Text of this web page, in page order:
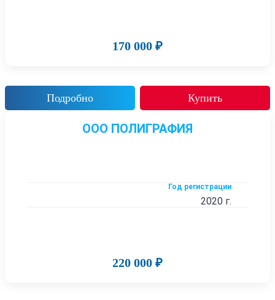
170 000 ₽
Подробно Купить
ООО ПОЛИГРАФИЯ
Год регистрации
2020 г.
220 000 ₽